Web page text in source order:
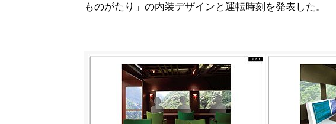
ものがたり」の内装デザインと運転時刻を発表した。